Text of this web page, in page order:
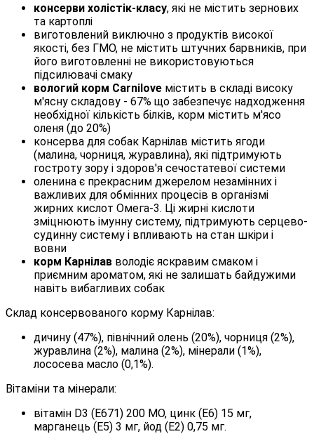
консерви холістік-класу, які не містить зернових
та картоплі
виготовлений виключно з продуктів високої
якості, без ГМО, не містить штучних барвників, при
його виготовленні не використовуються
підсилювачі смаку
вологий корм Carnilove містить в складі високу
м'ясну складову - 67% що забезпечує надходження
необхідної кількість білків, корм містить м'ясо
оленя (до 20%)
консерва для собак Карнілав містить ягоди
(малина, чорниця, журавлина), які підтримують
гостроту зору і здоров'я сечостатевої системи
оленина є прекрасним джерелом незамінних і
важливих для обмінних процесів в організмі
жирних кислот Омега-3. Ці жирні кислоти
зміцнюють імунну систему, підтримують серцево-
судинну систему і впливають на стан шкіри і
вовни
корм Карнілав володіє яскравим смаком і
приємним ароматом, які не залишать байдужими
навіть вибагливих собак
Склад консервованого корму Карнілав:
дичину (47%), північний олень (20%), чорниця (2%),
журавлина (2%), малина (2%), мінерали (1%),
лососева масло (0,1%).
Вітаміни та мінерали:
вітамін D3 (Е671) 200 МО, цинк (Е6) 15 мг,
марганець (Е5) 3 мг, йод (Е2) 0,75 мг.